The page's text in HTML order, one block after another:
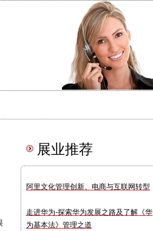
展业推荐
阿里文化管理创新、电商与互联网转型
走进华为-探索华为发展之路及了解《华
为基本法》管理之道